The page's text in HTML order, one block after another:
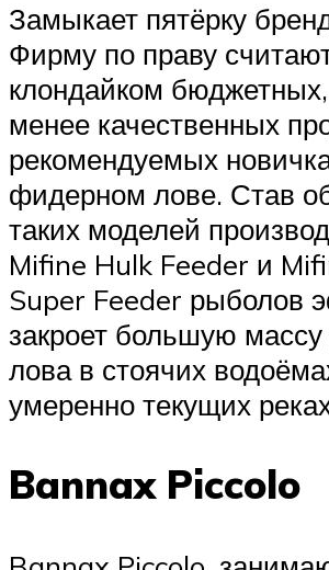
Замыкает пятёрку
Фирму по праву
клондайком
менее качественных
рекомендуемых
фидерном лове. Став
таких моделей
Mifine Hulk Feeder и
Super Feeder рыболов
закроет большую массу
лова в стоячих
умеренно текущих
Bannax Piccolo